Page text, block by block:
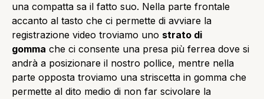
una compatta sa il fatto suo. Nella parte frontale
accanto al tasto che ci permette di avviare la
registrazione video troviamo uno strato di
gomma che ci consente una presa più ferrea dove si
andrà a posizionare il nostro pollice, mentre nella
parte opposta troviamo una striscetta in gomma che
permette al dito medio di non far scivolare la